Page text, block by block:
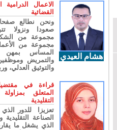
هشام العيدي
الاعمال الدرامية
القضائية
صعودا ونزولا
مجموعة من
مجموعة من
المساس بمهن
والتمريض
والتوثيق العدلي،
المتعلق
التقليدية
تعزيزا للدور الذي
الصناعة